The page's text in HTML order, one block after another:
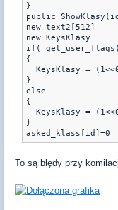
}
public
new text2[512]
new KeysKlasy
if(
{
KeysKlasy =
}
else
{
KeysKlasy =
}
To są błędy przy